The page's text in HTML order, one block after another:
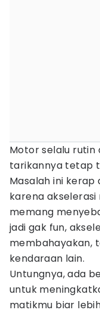
Motor selalu rutin
tarikannya tetap
Masalah ini kerap
karena
memang
jadi gak fun,
membahayakan,
kendaraan lain.
Untungnya, ada
untuk
matikmu biar